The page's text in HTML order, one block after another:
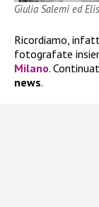
Giulia Salemi ed
Ricordiamo,
fotografate
Milano.
news.